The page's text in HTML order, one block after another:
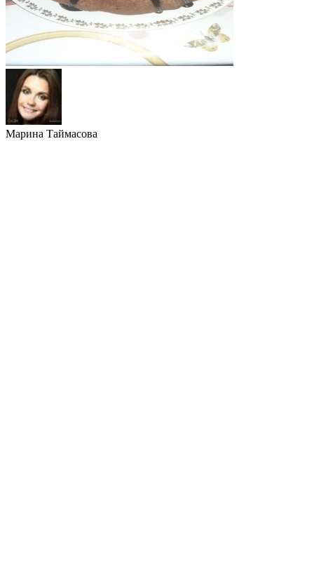
Марина Таймасова